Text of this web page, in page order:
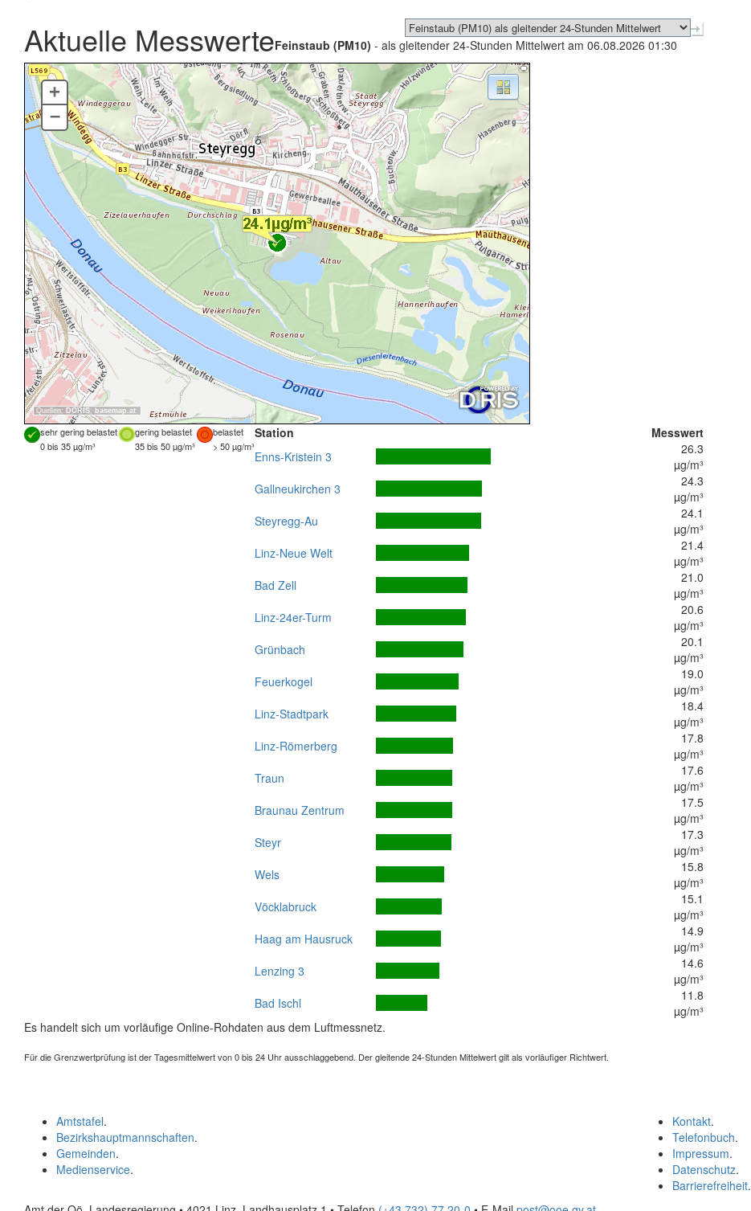
Aktuelle MesswerteFeinstaub (PM10) - als gleitender 24-Stunden Mittelwert am 06.08.2026 01:30
Quellen: DORIS, basemap.at
+
–
sehr gering belastet gering belastet
belastet
0 bis 35 µg/m³
35 bis 50 µg/m³ > 50 µg/m³
Station
Messwert
Enns-Kristein 3
26.3
µg/m³
Gallneukirchen 3
24.3
µg/m³
Steyregg-Au
24.1
µg/m³
Linz-Neue Welt
21.4
µg/m³
Bad Zell
21.0
µg/m³
Linz-24er-Turm
20.6
µg/m³
Grünbach
20.1
µg/m³
Feuerkogel
19.0
µg/m³
Linz-Stadtpark
18.4
µg/m³
Linz-Römerberg
17.8
µg/m³
Traun
17.6
µg/m³
Braunau Zentrum
17.5
µg/m³
Steyr
17.3
µg/m³
Wels
15.8
µg/m³
Vöcklabruck
15.1
µg/m³
Haag am Hausruck
14.9
µg/m³
Lenzing 3
14.6
µg/m³
Bad Ischl
11.8
µg/m³
Es handelt sich um vorläufige Online-Rohdaten aus dem Luftmessnetz.
Für die Grenzwertprüfung ist der Tagesmittelwert von 0 bis 24 Uhr ausschlaggebend. Der gleitende 24-Stunden Mittelwert gilt als vorläufiger Richtwert.
Kontakt.
Telefonbuch.
Impressum.
Datenschutz.
Barrierefreiheit.
Amtstafel.
Bezirkshauptmannschaften.
Gemeinden.
Medienservice.